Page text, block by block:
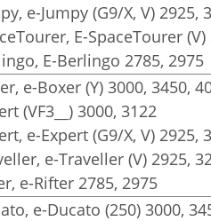
e-Jumpy (G9/X, V) 2925,
E-SpaceTourer
E-Berlingo 2785, 2975
e-Boxer (Y) 3000, 3450,
(VF3__) 3000, 3122
e-Expert (G9/X, V) 2925,
e-Traveller (V) 2925,
e-Rifter 2785, 2975
e-Ducato (250) 3000,